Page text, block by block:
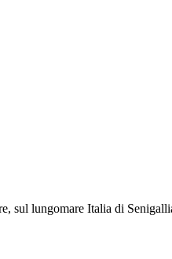
sul lungomare Italia di